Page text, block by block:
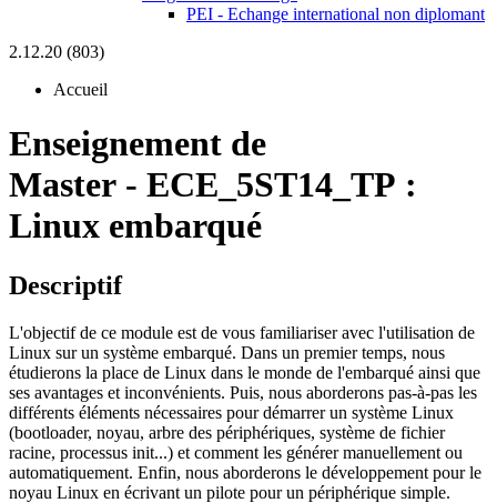
PEI - Echange international non diplomant
2.12.20 (803)
Accueil
Enseignement de
Master - ECE_5ST14_TP :
Linux embarqué
Descriptif
L'objectif de ce module est de vous familiariser avec l'utilisation de
Linux sur un système embarqué. Dans un premier temps, nous
étudierons la place de Linux dans le monde de l'embarqué ainsi que
ses avantages et inconvénients. Puis, nous aborderons pas-à-pas les
différents éléments nécessaires pour démarrer un système Linux
(bootloader, noyau, arbre des périphériques, système de fichier
racine, processus init...) et comment les générer manuellement ou
automatiquement. Enfin, nous aborderons le développement pour le
noyau Linux en écrivant un pilote pour un périphérique simple.